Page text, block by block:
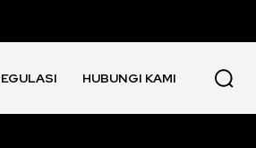
HUBUNGI KAMI